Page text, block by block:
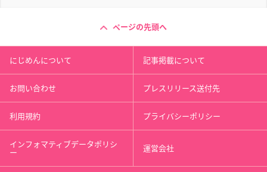
ページの先頭へ
にじめんについて 記事掲載について
お問い合わせ プレスリリース送付先
利用規約 プライバシーポリシー
インフォマティブデータポリシ
ー 運営会社